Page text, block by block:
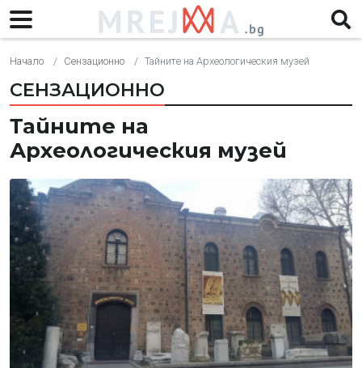
Начало Сензационно Тайните на Археологическия музей
СЕНЗАЦИОННО
Тайните на
Археологическия музей